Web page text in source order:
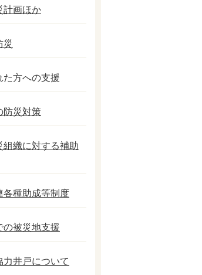
計画ほか
災
た方への支援
防災対策
組織に対する補助
各種助成等制度
の被災地支援
力井戸について